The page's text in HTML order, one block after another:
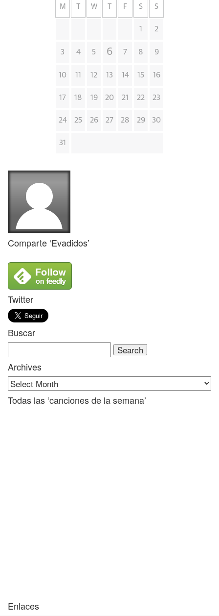
M W F S S
1 2
3 4 5 6 7 8 9
10 11 12 13 14 15 16
17 18 19 20 21 22 23
24 25 26 27 28 29 30
31
Comparte ‘Evadidos’
Twitter
Buscar
Search
for:
Archives
Todas las ‘canciones de la semana’
Enlaces